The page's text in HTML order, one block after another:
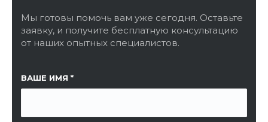
Мы готовы помочь вам уже сегодня. Оставьте
заявку, и получите бесплатную консультацию
от наших опытных специалистов.
ВАШЕ ИМЯ
ССЫЛКА НА СТРАНИЦУ